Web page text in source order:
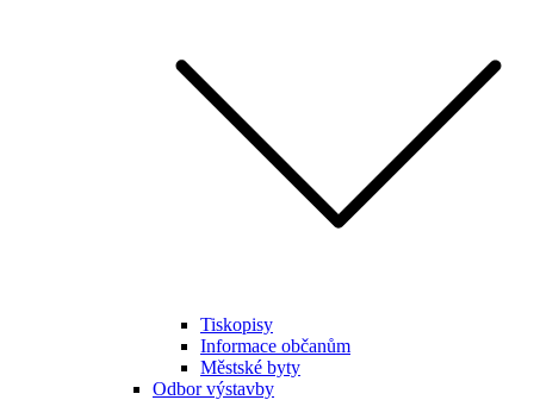
Tiskopisy
Informace občanům
Městské byty
Odbor výstavby